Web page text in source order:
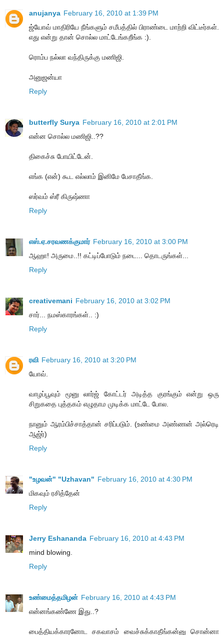
anujanya February 16, 2010 at 1:39 PM
ஜ்யோவ் மாதிரியே நீங்களும் சமீபத்தில் பிராண்டை மாற்றி விட்டீர்கள்.
எது என்று தான் சொல்ல மாட்டேங்கறீங்க :).
ரொம்ப நல்லா வந்திருக்கு மணிஜி.
அனுஜன்யா
Reply
butterfly Surya February 16, 2010 at 2:01 PM
என்ன சொல்ல மணிஜி..??
திகைச்சு போயிட்டேன்.
எங்க (என்) கூட எல்லாம் இனிமே பேசாதீங்க.
ஸர்வம் ஸ்ரீ கிருஷ்ணா
Reply
எஸ்.ஏ.சரவணக்குமார் February 16, 2010 at 3:00 PM
ஆஹா! அருமை..!! கட்டிப்போடும் நடை... தொடருங்கள்...
Reply
creativemani February 16, 2010 at 3:02 PM
சார்... நமஸ்காரங்கள்.. :)
Reply
ரவி February 16, 2010 at 3:20 PM
யோவ்.
வாழப்பூவும் மூனு லார்ஜ் கோட்டர் அடித்த குரங்கும் என்று ஒரு
சிறுகதை புத்தகம் எழுதாம முடிக்க மாட்டே போல.
நானும் ஆரம்பிச்சாத்தான் சரிப்படும். (உண்மை அண்ணன் அல்ரெடி
ஆஜ்ர்)
Reply
"உழவன்" "Uzhavan" February 16, 2010 at 4:30 PM
மிகவும் ரசித்தேன்
Reply
Jerry Eshananda February 16, 2010 at 4:43 PM
mind blowing.
Reply
உண்மைத்தமிழன் February 16, 2010 at 4:43 PM
என்னங்கண்ணே இது..?
பைத்தியக்காரனோட சகவாசம் வைச்சுக்காதீங்கன்னு சொன்னா